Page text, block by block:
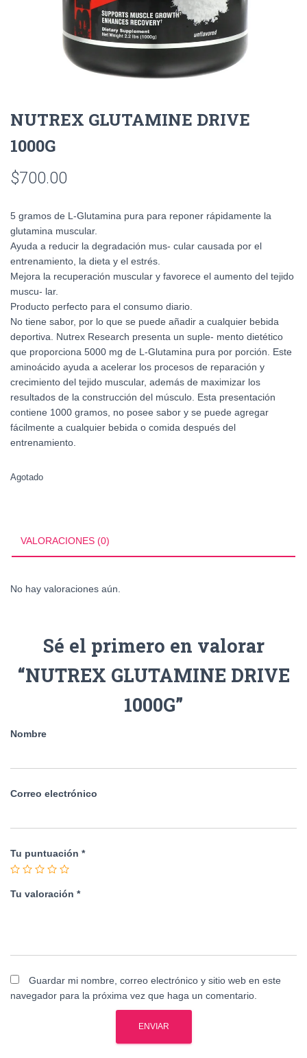
NUTREX GLUTAMINE DRIVE
1000G
$700.00
5 gramos de L-Glutamina pura para reponer rápidamente la
glutamina muscular.
Ayuda a reducir la degradación mus- cular causada por el
entrenamiento, la dieta y el estrés.
Mejora la recuperación muscular y favorece el aumento del tejido
muscu- lar.
Producto perfecto para el consumo diario.
No tiene sabor, por lo que se puede añadir a cualquier bebida
deportiva. Nutrex Research presenta un suple- mento dietético
que proporciona 5000 mg de L-Glutamina pura por porción. Este
aminoácido ayuda a acelerar los procesos de reparación y
crecimiento del tejido muscular, además de maximizar los
resultados de la construcción del músculo. Esta presentación
contiene 1000 gramos, no posee sabor y se puede agregar
fácilmente a cualquier bebida o comida después del
entrenamiento.
Agotado
VALORACIONES (0)
No hay valoraciones aún.
Sé el primero en valorar
“NUTREX GLUTAMINE DRIVE
1000G”
Nombre
Correo electrónico
Tu puntuación *
Tu valoración *
Guardar mi nombre, correo electrónico y sitio web en este
navegador para la próxima vez que haga un comentario.